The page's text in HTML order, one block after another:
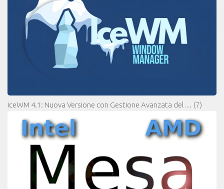
IceWM 4.1: Nuova Versione con Gestione Avanzata del… (7)